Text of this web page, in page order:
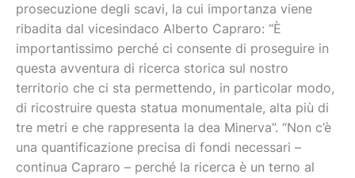
prosecuzione degli scavi, la cui importanza viene
ribadita dal vicesindaco Alberto Capraro: “È
importantissimo perché ci consente di proseguire in
questa avventura di ricerca storica sul nostro
territorio che ci sta permettendo, in particolar modo,
di ricostruire questa statua monumentale, alta più di
tre metri e che rappresenta la dea Minerva”. “Non c’è
una quantificazione precisa di fondi necessari –
continua Capraro – perché la ricerca è un terno al